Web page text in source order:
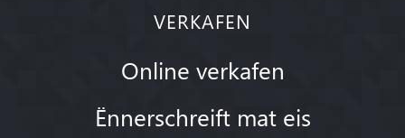
VERKAFEN
Online verkafen
Ënnerschreift mat eis